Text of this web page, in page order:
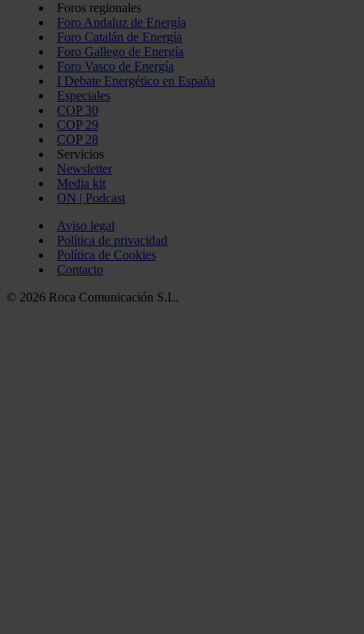
Foros regionales
Foro Andaluz de Energía
Foro Catalán de Energía
Foro Gallego de Energía
Foro Vasco de Energía
I Debate Energético en España
Especiales
COP 30
COP 29
COP 28
Servicios
Newsletter
Media kit
ON | Podcast
Aviso legal
Política de privacidad
Política de Cookies
Contacto
© 2026 Roca Comunicación S.L.